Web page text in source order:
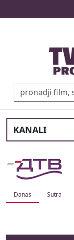
KANALI
Danas Sutra